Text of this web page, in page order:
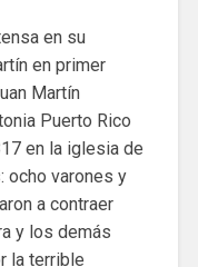
en su
en primer
Martín
Puerto Rico
en la iglesia de
ocho varones y
a contraer
y los demás
la terrible